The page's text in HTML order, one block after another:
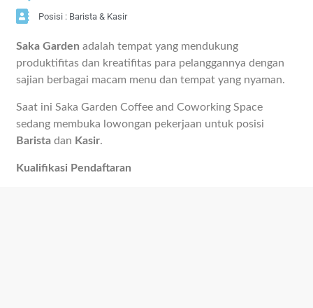
Posisi : Barista & Kasir
Saka Garden adalah tempat yang mendukung
produktifitas dan kreatifitas para pelanggannya dengan
sajian berbagai macam menu dan tempat yang nyaman.
Saat ini Saka Garden Coffee and Coworking Space
sedang membuka lowongan pekerjaan untuk posisi
Baristadan Kasir.
Kualifikasi Pendaftaran